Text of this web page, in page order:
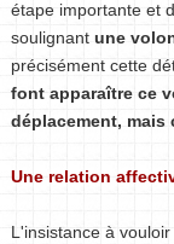
étape importante et
soulignant une
précisément cette
font apparaître ce
déplacement, mais
Une relation
L'insistance à